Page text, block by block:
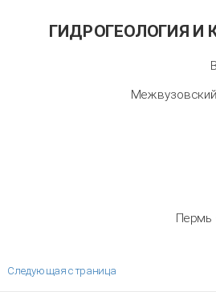
ГИДРОГЕОЛОГИЯ И
Пермь
Следующая страница